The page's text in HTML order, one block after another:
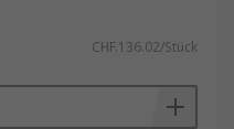
CHF.136.02/Stück